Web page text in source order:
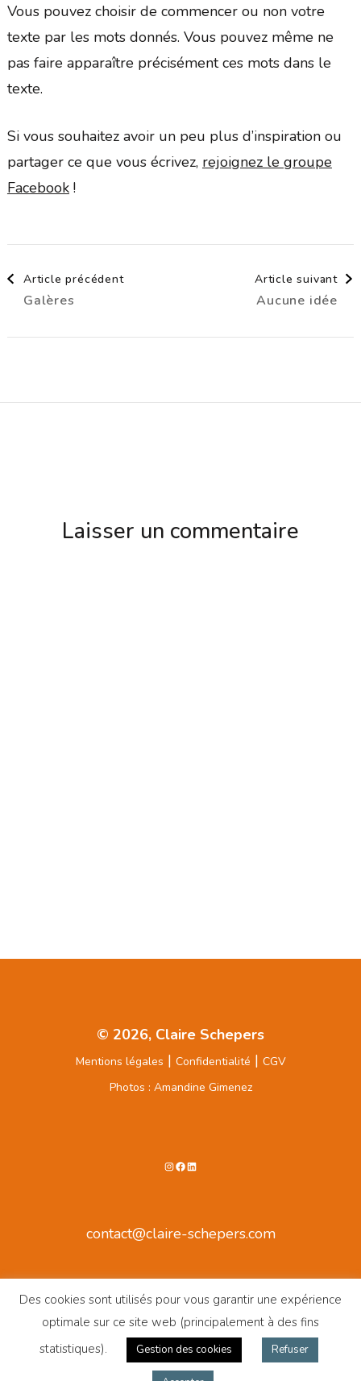
Vous pouvez choisir de commencer ou non votre
texte par les mots donnés. Vous pouvez même ne
pas faire apparaître précisément ces mots dans le
texte.
Si vous souhaitez avoir un peu plus d’inspiration ou
partager ce que vous écrivez, rejoignez le groupe
Facebook!
Navigation
d'article
Article précédent
Galères
Article suivant
Aucune idée
Laisser un commentaire
© 2026, Claire Schepers
Mentions légales | Confidentialité | CGV
Photos : Amandine Gimenez
Instagram
Facebook
LinkedIn
contact@claire-schepers.com
Des cookies sont utilisés pour vous garantir une expérience
optimale sur ce site web (principalement à des fins
statistiques).
Gestion des cookies Refuser